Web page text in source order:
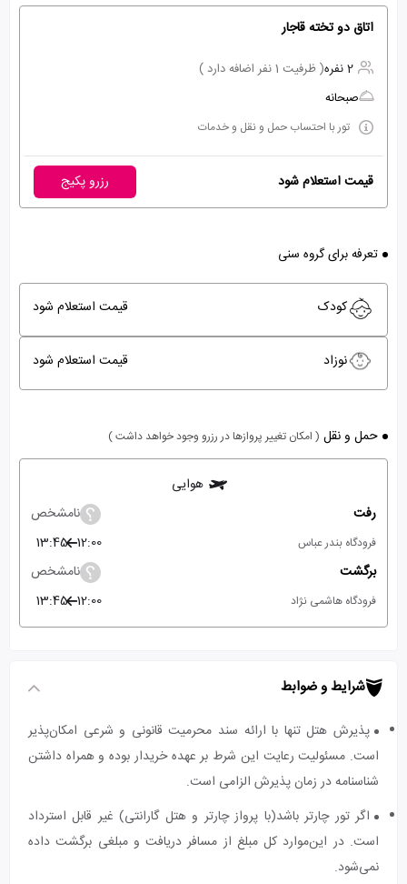
اتاق دو تخته قاجار
2 نفره
( ظرفیت 1 نفر اضافه دارد )
صبحانه
تور با احتساب حمل و نقل و خدمات
قیمت استعلام شود رزرو پکیج
تعرفه برای گروه سنی
کودک قیمت استعلام شود
نوزاد قیمت استعلام شود
حمل و نقل ( امکان تغییر پروازها در رزرو وجود خواهد داشت )
هوایی
رفت
نامشخص
فرودگاه بندر عباس 12:00
13:45
برگشت
نامشخص
فرودگاه هاشمی نژاد 12:00
13:45
شرایط و ضوابط
پذیرش هتل تنها با ارائه سند محرمیت قانونی و شرعی امکان‌پذیر
است. مسئولیت رعایت این شرط بر عهده خریدار بوده و همراه داشتن
شناسنامه در زمان پذیرش الزامی است.
اگر تور چارتر باشد(با پرواز چارتر و هتل گارانتی) غیر قابل استرداد
است. در این‌موارد کل مبلغ از مسافر دریافت و مبلغی برگشت داده
نمی‌شود.